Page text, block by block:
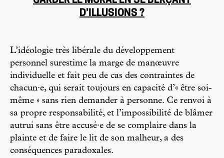
D’ILLUSIONS ?
L’idéologie très libérale du développement
personnel surestime la marge de manœuvre
individuelle et fait peu de cas des contraintes de
chacun·e, qui serait toujours en capacité d’« être soi-
même » sans rien demander à personne. Ce renvoi à
sa propre responsabilité, et l’impossibilité de blâmer
autrui sans être accusé·e de se complaire dans la
plainte et de faire le lit de son malheur, a des
conséquences paradoxales.